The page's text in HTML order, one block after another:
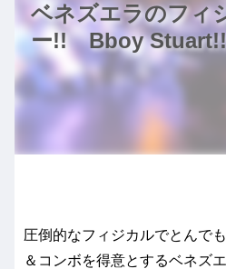
ベネズエラのフィ
ー!! Bboy Stuart!!
圧倒的なフィジカルでとんで
＆コンボを得意とするベネズ